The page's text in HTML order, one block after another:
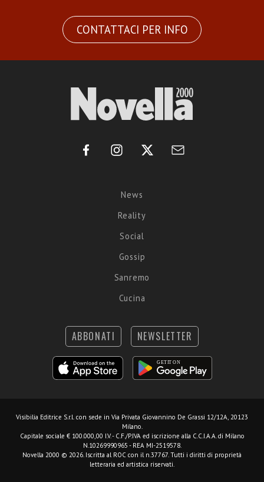
CONTATTACI PER INFO
News
Reality
Social
Gossip
Sanremo
Cucina
ABBONATI NEWSLETTER
Visibilia Editrice S.r.l. con sede in Via Privata Giovannino De Grassi 12/12A, 20123
Milano.
Capitale sociale € 100.000,00 I.V. - C.F./P.IVA ed iscrizione alla C.C.I.A.A. di Milano
N.10269990965 - REA MI-2519578.
Novella 2000 © 2026. Iscritta al ROC con il n.37767. Tutti i diritti di proprietà
letteraria ed artistica riservati.